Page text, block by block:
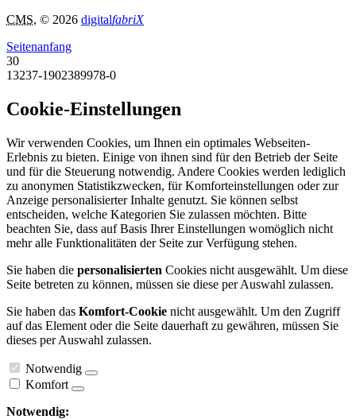
CMS, © 2026 digitalfabriX
Seitenanfang
30
13237-1902389978-0
Cookie-Einstellungen
Wir verwenden Cookies, um Ihnen ein optimales Webseiten-
Erlebnis zu bieten. Einige von ihnen sind für den Betrieb der Seite
und für die Steuerung notwendig. Andere Cookies werden lediglich
zu anonymen Statistikzwecken, für Komforteinstellungen oder zur
Anzeige personalisierter Inhalte genutzt. Sie können selbst
entscheiden, welche Kategorien Sie zulassen möchten. Bitte
beachten Sie, dass auf Basis Ihrer Einstellungen womöglich nicht
mehr alle Funktionalitäten der Seite zur Verfügung stehen.
Sie haben die personalisierten Cookies nicht ausgewählt. Um diese
Seite betreten zu können, müssen sie diese per Auswahl zulassen.
Sie haben das Komfort-Cookie nicht ausgewählt. Um den Zugriff
auf das Element oder die Seite dauerhaft zu gewähren, müssen Sie
dieses per Auswahl zulassen.
Notwendig
Komfort
Notwendig: